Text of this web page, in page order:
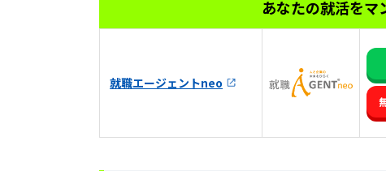
あなたの就活をマ
就職エージェントneo